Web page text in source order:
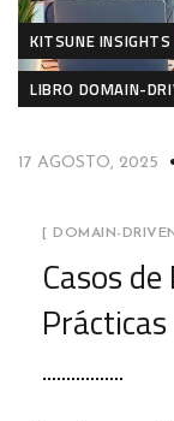
KITSUNE INSIGHTS
LIBRO DOMAIN-
17 AGOSTO, 2025
[ DOMAIN-
Casos
Prácticas